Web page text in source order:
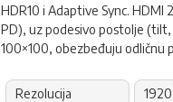
HDR10 i Adaptive Sync. HDMI
PD), uz podesivo postolje
100×100, obezbeđuju odličnu
Rezolucija